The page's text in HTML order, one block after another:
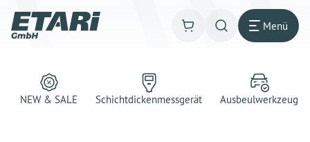
Menü
NEW & SALE Schichtdickenmessgerät Ausbeulwerkzeug